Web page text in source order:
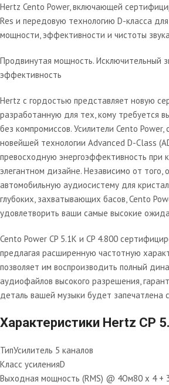
Hertz Cento Power, включающей
Res и передовую технологию D-класса
мощности, эффективности и чистоты
Продвинутая мощность. Исключительный
эффективность
Hertz с гордостью представляет новую
разработанную для тех, кому требуется
без компромиссов. Усилители Cento
новейшей технологии Advanced D-Class
превосходную энергоэффективность при
элегантном дизайне. Независимо от того,
автомобильную аудиосистему для
глубоких, захватывающих басов, Cento
удовлетворить ваши самые высокие
Cento Power CP 5.1K и CP 4.800
предлагая расширенную частотную
позволяет им воспроизводить полный
аудиофайлов высокого разрешения,
деталь вашей музыки будет запечатлена
Характеристики Hertz CP
ТипУсилитель 5 каналов
Класс усиленияD
Выходная мощность (RMS) @ 4Ом80 x 4 +